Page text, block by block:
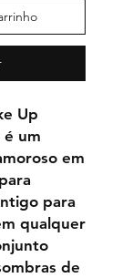
Up
é um
em
para
qualquer
de